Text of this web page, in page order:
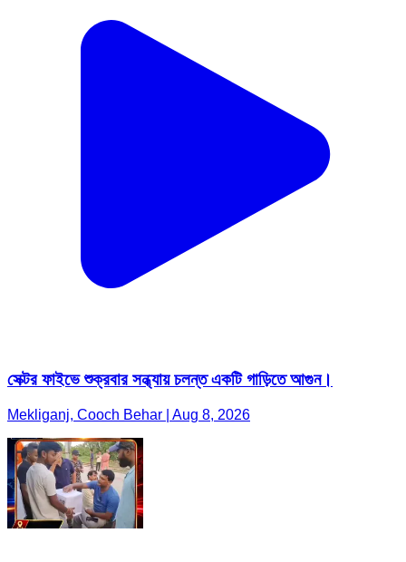
সেক্টর ফাইভে শুক্রবার সন্ধ্যায় চলন্ত একটি গাড়িতে আগুন।
Mekliganj, Cooch Behar | Aug 8, 2026